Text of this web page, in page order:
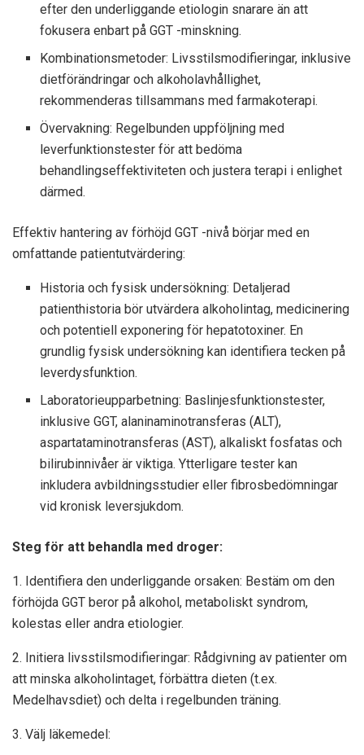
efter den underliggande etiologin snarare än att
fokusera enbart på GGT -minskning.
Kombinationsmetoder: Livsstilsmodifieringar, inklusive
dietförändringar och alkoholavhållighet,
rekommenderas tillsammans med farmakoterapi.
Övervakning: Regelbunden uppföljning med
leverfunktionstester för att bedöma
behandlingseffektiviteten och justera terapi i enlighet
därmed.
Effektiv hantering av förhöjd GGT -nivå börjar med en
omfattande patientutvärdering:
Historia och fysisk undersökning: Detaljerad
patienthistoria bör utvärdera alkoholintag, medicinering
och potentiell exponering för hepatotoxiner. En
grundlig fysisk undersökning kan identifiera tecken på
leverdysfunktion.
Laboratorieupparbetning: Baslinjesfunktionstester,
inklusive GGT, alaninaminotransferas (ALT),
aspartataminotransferas (AST), alkaliskt fosfatas och
bilirubinnivåer är viktiga. Ytterligare tester kan
inkludera avbildningsstudier eller fibrosbedömningar
vid kronisk leversjukdom.
Steg för att behandla med droger:
1. Identifiera den underliggande orsaken: Bestäm om den
förhöjda GGT beror på alkohol, metaboliskt syndrom,
kolestas eller andra etiologier.
2. Initiera livsstilsmodifieringar: Rådgivning av patienter om
att minska alkoholintaget, förbättra dieten (t.ex.
Medelhavsdiet) och delta i regelbunden träning.
3. Välj läkemedel: